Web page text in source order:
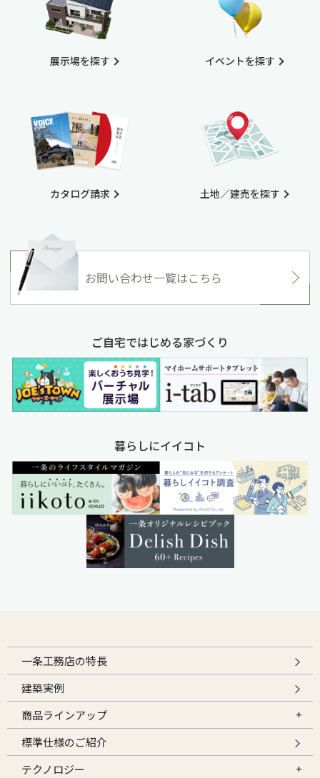
展示場を探す
カタログ請求
イベントを探す
土地／建売を探す
お問い合わせ一覧はこちら
ご自宅ではじめる家づくり
暮らしにイイコト
一条工務店の特長
建築実例
商品ラインアップ
標準仕様のご紹介
テクノロジー